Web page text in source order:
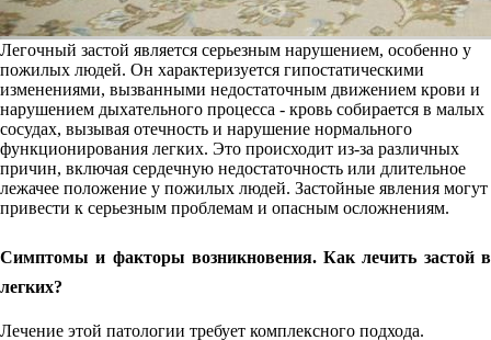
Легочный застой является серьезным нарушением, особенно у
пожилых людей. Он характеризуется гипостатическими
изменениями, вызванными недостаточным движением крови и
нарушением дыхательного процесса - кровь собирается в малых
сосудах, вызывая отечность и нарушение нормального
функционирования легких. Это происходит из-за различных
причин, включая сердечную недостаточность или длительное
лежачее положение у пожилых людей. Застойные явления могут
привести к серьезным проблемам и опасным осложнениям.
Симптомы и факторы возникновения. Как лечить застой в
легких?
Лечение этой патологии требует комплексного подхода.